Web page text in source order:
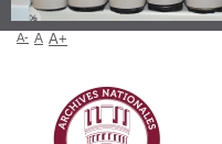
A- A A+